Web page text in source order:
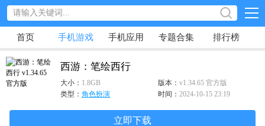
首页 手机游戏 手机应用 专题合集 排行榜
西游：笔绘西行
大小： 1.8GB 版本： v1.34.65 官方版
类型： 角色扮演 时间： 2024-10-15 23:19
立即下载